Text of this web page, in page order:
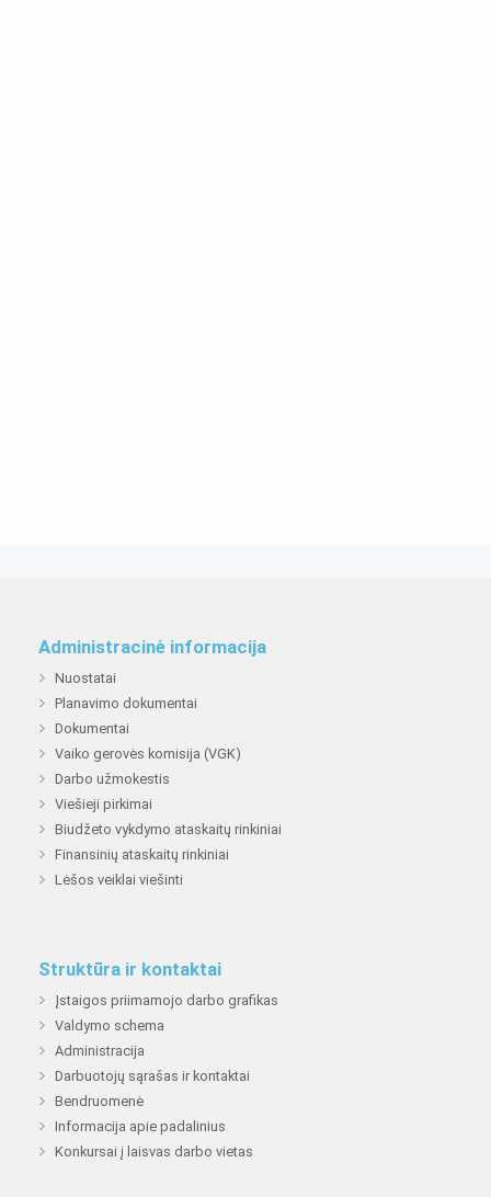
Administracinė informacija
Nuostatai
Planavimo dokumentai
Dokumentai
Vaiko gerovės komisija (VGK)
Darbo užmokestis
Viešieji pirkimai
Biudžeto vykdymo ataskaitų rinkiniai
Finansinių ataskaitų rinkiniai
Lėšos veiklai viešinti
Struktūra ir kontaktai
Įstaigos priimamojo darbo grafikas
Valdymo schema
Administracija
Darbuotojų sąrašas ir kontaktai
Bendruomenė
Informacija apie padalinius
Konkursai į laisvas darbo vietas